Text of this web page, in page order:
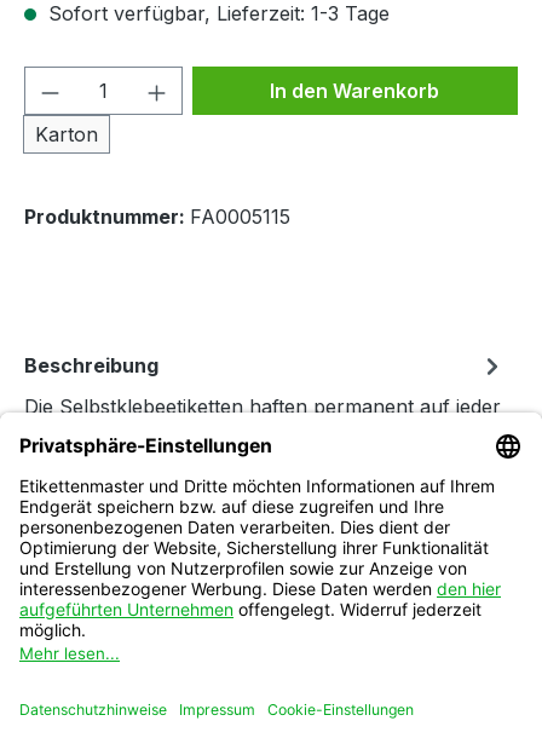
Sofort verfügbar, Lieferzeit: 1-3 Tage
Produkt Anzahl: Gib den
Karton
In den Warenkorb
Produktnummer: FA0005115
Beschreibung
Die Selbstklebeetiketten haften permanent auf jeder
Art von Kartonagen und Versandtaschen. Das
Material lässt sich a…
Mehr
Folgen Sie uns
auf Instagram